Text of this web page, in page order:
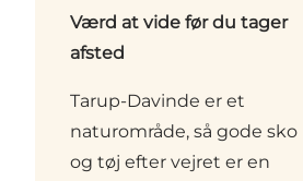
Værd at vide før du tager
afsted
Tarup-Davinde er et
naturområde, så gode sko
og tøj efter vejret er en